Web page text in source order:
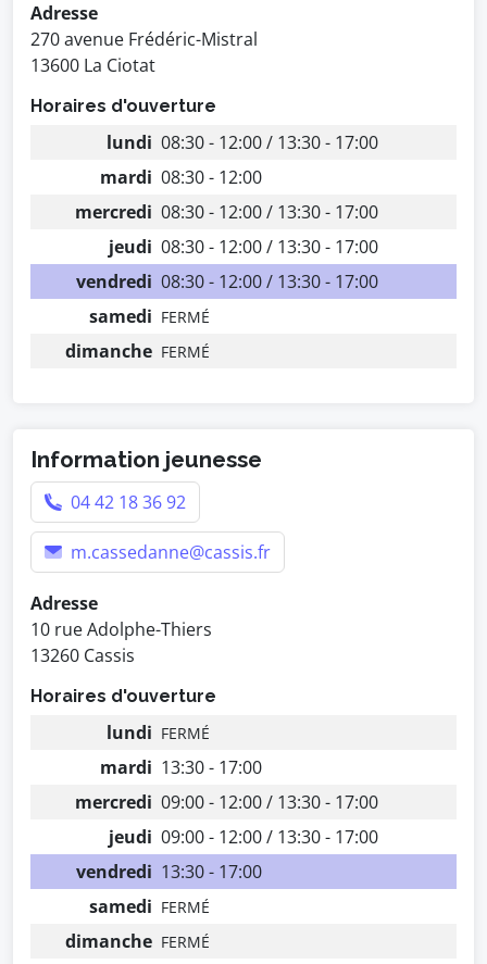
Adresse
270 avenue Frédéric-Mistral
13600 La Ciotat
Horaires d'ouverture
lundi 08:30 - 12:00 / 13:30 - 17:00
mardi 08:30 - 12:00
mercredi 08:30 - 12:00 / 13:30 - 17:00
jeudi 08:30 - 12:00 / 13:30 - 17:00
vendredi 08:30 - 12:00 / 13:30 - 17:00
samedi FERMÉ
dimanche FERMÉ
Information jeunesse
04 42 18 36 92
m.cassedanne@cassis.fr
Adresse
10 rue Adolphe-Thiers
13260 Cassis
Horaires d'ouverture
lundi FERMÉ
mardi 13:30 - 17:00
mercredi 09:00 - 12:00 / 13:30 - 17:00
jeudi 09:00 - 12:00 / 13:30 - 17:00
vendredi 13:30 - 17:00
samedi FERMÉ
dimanche FERMÉ